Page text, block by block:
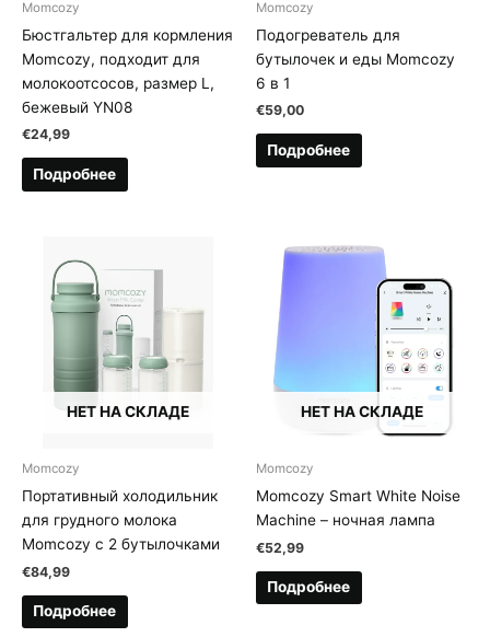
Momcozy
Бюстгальтер для кормления
Momcozy, подходит для
молокоотсосов, размер L,
бежевый YN08
€24,99
Подробнее
Momcozy
Подогреватель для
бутылочек и еды Momcozy
6 в 1
€59,00
Подробнее
НЕТ НА СКЛАДЕ
Momcozy
Портативный холодильник
для грудного молока
Momcozy с 2 бутылочками
€84,99
Подробнее
НЕТ НА СКЛАДЕ
Momcozy
Momcozy Smart White Noise
Machine – ночная лампа
€52,99
Подробнее